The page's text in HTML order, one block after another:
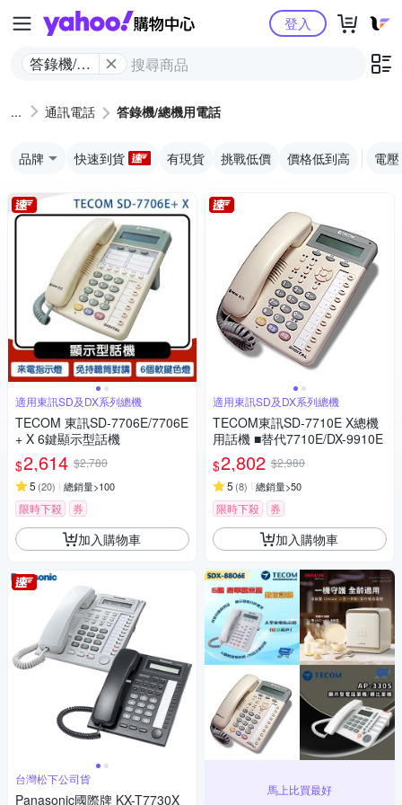
Yahoo購物中心
答錄機/總
登入
通訊電話 答錄機/總機用電話
品牌 快速到貨 有現貨 挑戰低價 價格低到高 電壓
適用東訊SD及DX系列總機
TECOM 東訊SD-7706E/7706E
+ X 6鍵顯示型話機
$2,614 $2,780
5 (20) 總銷量>100
限時下殺 券
加入購物車
台灣松下公司貨
Panasonic國際牌 KX-T7730X
適用東訊SD及DX系列總機
TECOM東訊SD-7710E X總機
用話機 ■替代7710E/DX-9910E
$2,802 $2,980
5 (8) 總銷量>50
限時下殺 券
加入購物車
馬上比買最好